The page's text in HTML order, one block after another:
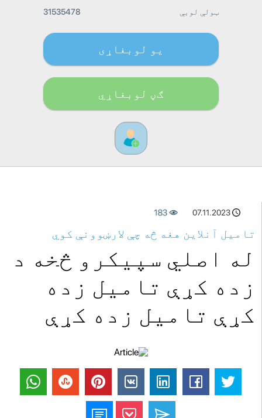
ټولې لوبې 31535478
یو لوبغاړی
ګڼ لوبغاړي
07.11.2023
183
تامیل آنلاین هغه څه چې لارښوونې کوي
له اصلي سپیکرو څخه د
زده کړې تامیل زده
کړې تامیل زده کړې